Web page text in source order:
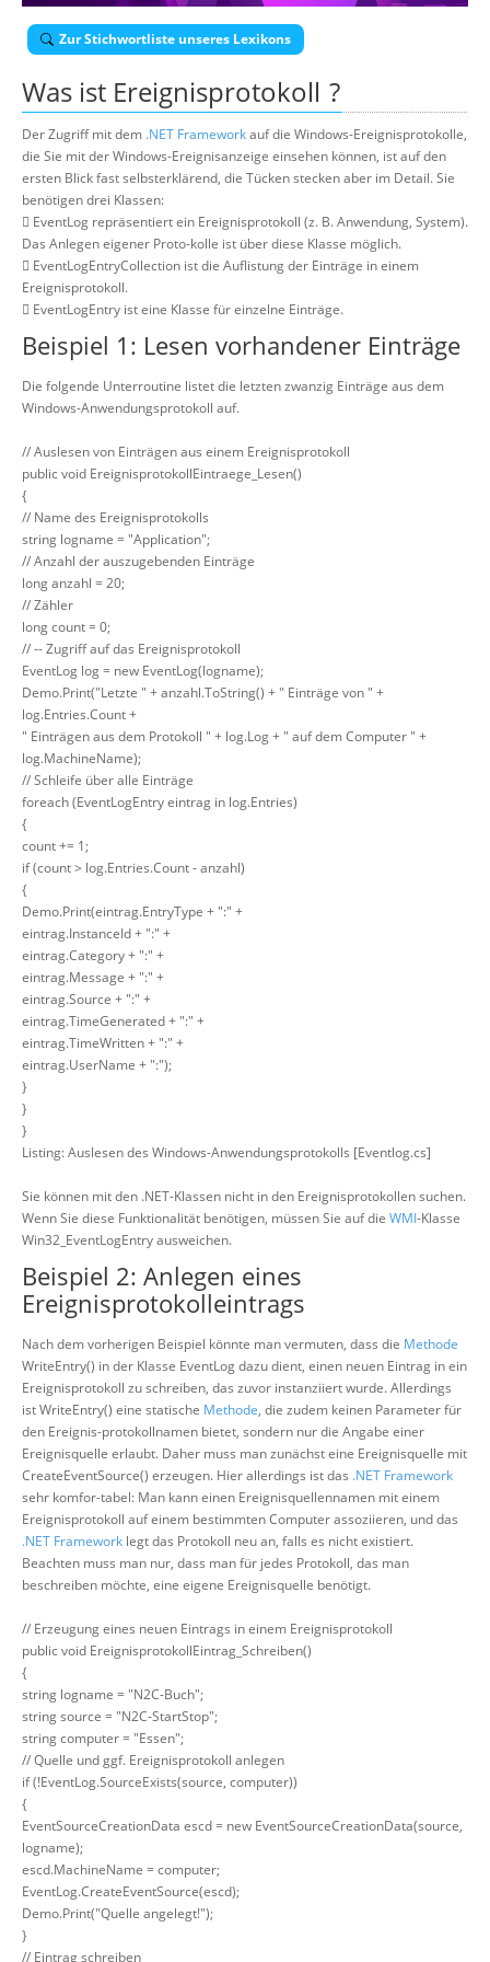
Über uns
Zur Stichwortliste unseres Lexikons
Was ist Ereignisprotokoll ?
Der Zugriff mit dem .NET Frameworkauf die Windows-Ereignisprotokolle,
die Sie mit der Windows-Ereignisanzeige einsehen können, ist auf den
ersten Blick fast selbsterklärend, die Tücken stecken aber im Detail. Sie
benötigen drei Klassen:
 EventLog repräsentiert ein Ereignisprotokoll (z. B. Anwendung, System).
Das Anlegen eigener Proto-kolle ist über diese Klasse möglich.
 EventLogEntryCollection ist die Auflistung der Einträge in einem
Ereignisprotokoll.
 EventLogEntry ist eine Klasse für einzelne Einträge.
Beispiel 1: Lesen vorhandener Einträge
Die folgende Unterroutine listet die letzten zwanzig Einträge aus dem
Windows-Anwendungsprotokoll auf.
// Auslesen von Einträgen aus einem Ereignisprotokoll
public void EreignisprotokollEintraege_Lesen()
{
// Name des Ereignisprotokolls
string logname = "Application";
// Anzahl der auszugebenden Einträge
long anzahl = 20;
// Zähler
long count = 0;
// -- Zugriff auf das Ereignisprotokoll
EventLog log = new EventLog(logname);
Demo.Print("Letzte " + anzahl.ToString() + " Einträge von " +
log.Entries.Count +
" Einträgen aus dem Protokoll " + log.Log + " auf dem Computer " +
log.MachineName);
// Schleife über alle Einträge
foreach (EventLogEntry eintrag in log.Entries)
{
count += 1;
if (count > log.Entries.Count - anzahl)
{
Demo.Print(eintrag.EntryType + ":" +
eintrag.InstanceId + ":" +
eintrag.Category + ":" +
eintrag.Message + ":" +
eintrag.Source + ":" +
eintrag.TimeGenerated + ":" +
eintrag.TimeWritten + ":" +
eintrag.UserName + ":");
}
}
}
Listing: Auslesen des Windows-Anwendungsprotokolls [Eventlog.cs]
Sie können mit den .NET-Klassen nicht in den Ereignisprotokollen suchen.
Wenn Sie diese Funktionalität benötigen, müssen Sie auf die WMI-Klasse
Win32_EventLogEntry ausweichen.
Beispiel 2: Anlegen eines
Ereignisprotokolleintrags
Nach dem vorherigen Beispiel könnte man vermuten, dass die Methode
WriteEntry() in der Klasse EventLog dazu dient, einen neuen Eintrag in ein
Ereignisprotokoll zu schreiben, das zuvor instanziiert wurde. Allerdings
ist WriteEntry() eine statische Methode, die zudem keinen Parameter für
den Ereignis-protokollnamen bietet, sondern nur die Angabe einer
Ereignisquelle erlaubt. Daher muss man zunächst eine Ereignisquelle mit
CreateEventSource() erzeugen. Hier allerdings ist das .NET Framework
sehr komfor-tabel: Man kann einen Ereignisquellennamen mit einem
Ereignisprotokoll auf einem bestimmten Computer assoziieren, und das
.NET Framework legt das Protokoll neu an, falls es nicht existiert.
Beachten muss man nur, dass man für jedes Protokoll, das man
beschreiben möchte, eine eigene Ereignisquelle benötigt.
// Erzeugung eines neuen Eintrags in einem Ereignisprotokoll
public void EreignisprotokollEintrag_Schreiben()
{
string logname = "N2C-Buch";
string source = "N2C-StartStop";
string computer = "Essen";
// Quelle und ggf. Ereignisprotokoll anlegen
if (!EventLog.SourceExists(source, computer))
{
EventSourceCreationData escd = new EventSourceCreationData(source,
logname);
escd.MachineName = computer;
EventLog.CreateEventSource(escd);
Demo.Print("Quelle angelegt!");
}
// Eintrag schreiben